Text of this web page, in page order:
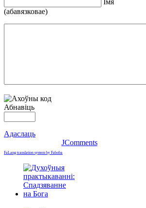
Iмя
(абавязковае)
Абнавіць
Адаслаць
JComments
FaLang translation system by Faboba